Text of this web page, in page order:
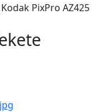
Kodak PixPro AZ425